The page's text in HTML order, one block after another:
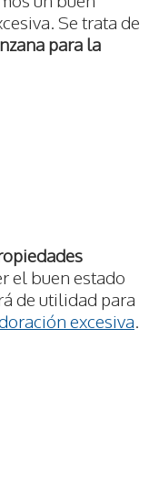
Se trata de
para la
el buen estado
de utilidad para
excesiva